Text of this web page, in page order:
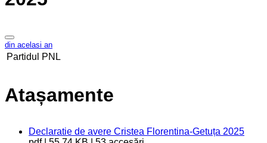
din acelasi an
Partidul PNL
Atașamente
Declaratie de avere Cristea Florentina-Getuța 2025